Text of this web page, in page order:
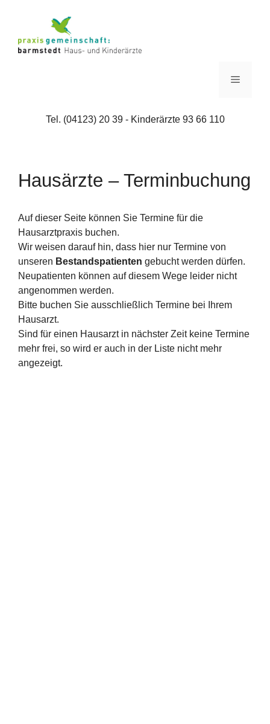
Menü
Tel. (04123) 20 39 - Kinderärzte 93 66 110
Hausärzte – Terminbuchung
Auf dieser Seite können Sie Termine für die
Hausarztpraxis buchen.
Wir weisen darauf hin, dass hier nur Termine von
unseren Bestandspatienten gebucht werden dürfen.
Neupatienten können auf diesem Wege leider nicht
angenommen werden.
Bitte buchen Sie ausschließlich Termine bei Ihrem
Hausarzt.
Sind für einen Hausarzt in nächster Zeit keine Termine
mehr frei, so wird er auch in der Liste nicht mehr
angezeigt.